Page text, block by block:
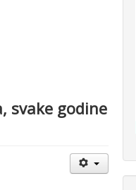
svake godine